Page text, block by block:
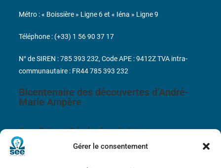
Gérer le consentement
Bicentenaire des découvertes d’André-
Marie Ampère
Conditions Générales de Vente
Métro : « Boissière » Ligne 6 et « Iéna » Ligne 9
Téléphone : (+33) 1 56 90 37 17
N° de SIREN : 785 393 232, Code APE : 9412Z TVA intra-
communautaire : FR44 785 393 232